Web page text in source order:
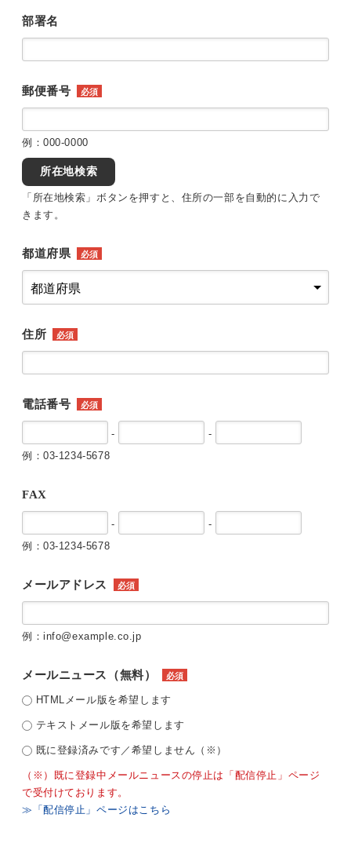
部署名
郵便番号 必須
例：000-0000
所在地検索
「所在地検索」ボタンを押すと、住所の一部を自動的に入力で
きます。
都道府県 必須
住所 必須
電話番号 必須
-
-
例：03-1234-5678
FAX
-
-
例：03-1234-5678
メールアドレス 必須
例：info@example.co.jp
メールニュース（無料） 必須
HTMLメール版を希望します
テキストメール版を希望します
既に登録済みです／希望しません（※）
（※）既に登録中メールニュースの停止は「配信停止」ページ
で受付けております。
≫「配信停止」ページはこちら